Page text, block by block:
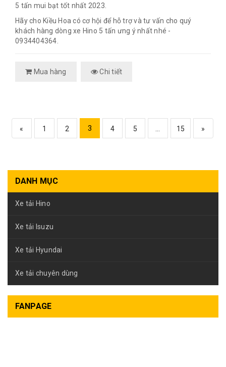
5 tấn mui bạt tốt nhất 2023.
Hãy cho Kiều Hoa có cơ hội để hỗ trợ và tư vấn cho quý
khách hàng dòng xe Hino 5 tấn ưng ý nhất nhé -
0934404364.
Mua hàng Chi tiết
« 1 2 3 4 5 15 »
DANH MỤC
Xe tải Hino
Xe tải Isuzu
Xe tải Hyundai
Xe tải chuyên dùng
FANPAGE